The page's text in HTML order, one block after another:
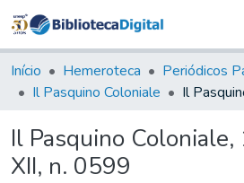
&
Coleções
Tudo na
Digital
Início Hemeroteca
Periódicos
Il Pasquino Coloniale
Il Pasquino
XII, n. 0599